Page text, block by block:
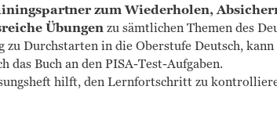
zum Wiederholen,
Übungenzu sämtlichen Themen des
Durchstarten in die Oberstufe Deutsch,
Buch an den PISA-Test-Aufgaben.
hilft, den Lernfortschritt zu